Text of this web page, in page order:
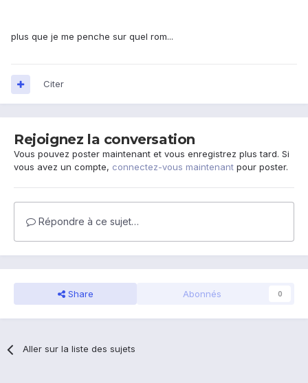
plus que je me penche sur quel rom...
Citer
Rejoignez la conversation
Vous pouvez poster maintenant et vous enregistrez plus tard. Si
vous avez un compte, connectez-vous maintenant pour poster.
Répondre à ce sujet…
Share Abonnés 0
Aller sur la liste des sujets